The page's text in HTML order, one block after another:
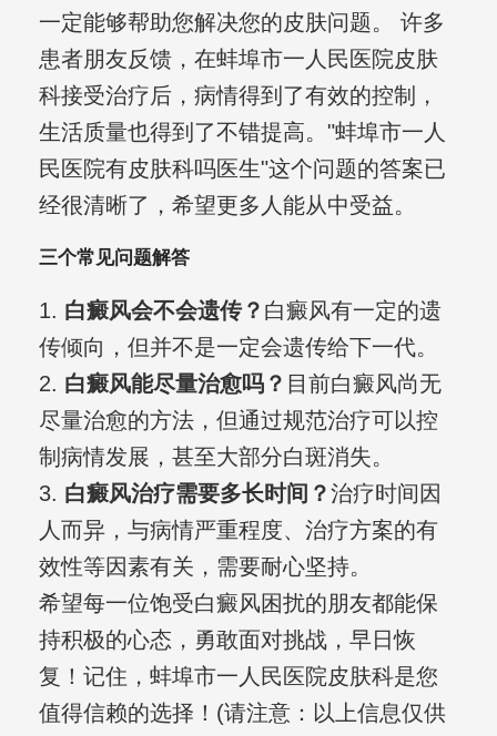
一定能够帮助您解决您的皮肤问题。 许多
患者朋友反馈，在蚌埠市一人民医院皮肤
科接受治疗后，病情得到了有效的控制，
生活质量也得到了不错提高。"蚌埠市一人
民医院有皮肤科吗医生"这个问题的答案已
经很清晰了，希望更多人能从中受益。
三个常见问题解答
1. 白癜风会不会遗传？ 白癜风有一定的遗
传倾向，但并不是一定会遗传给下一代。
2. 白癜风能尽量治愈吗？ 目前白癜风尚无
尽量治愈的方法，但通过规范治疗可以控
制病情发展，甚至大部分白斑消失。
3. 白癜风治疗需要多长时间？治疗时间因
人而异，与病情严重程度、治疗方案的有
效性等因素有关，需要耐心坚持。
希望每一位饱受白癜风困扰的朋友都能保
持积极的心态，勇敢面对挑战，早日恢
复！记住，蚌埠市一人民医院皮肤科是您
值得信赖的选择！(请注意：以上信息仅供